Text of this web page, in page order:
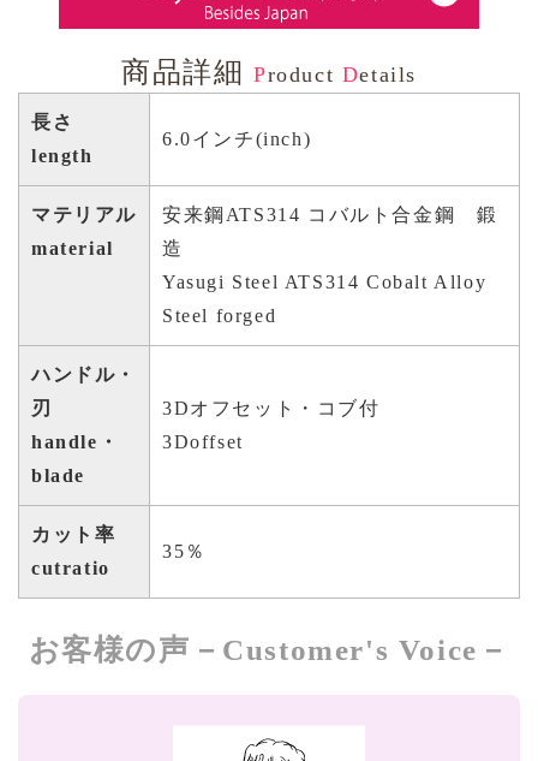
商品詳細 Product Details
長さ
length
6.0インチ(inch)
マテリアル
material
安来鋼ATS314 コバルト合金鋼 鍛
造
Yasugi Steel ATS314 Cobalt Alloy
Steel forged
ハンドル・
刃
handle・
blade
3Dオフセット・コブ付
3Doffset
カット率
cutratio
35％
お客様の声－Customer's Voice－